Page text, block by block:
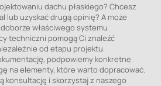
dachu płaskiego? Chcesz
lub uzyskać drugą opinię? A może
właściwego systemu
techniczni pomogą Ci znaleźć
od etapu projektu.
podpowiemy konkretne
na elementy, które warto dopracować.
konsultację i skorzystaj z naszego